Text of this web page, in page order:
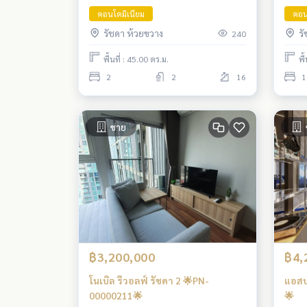
คอนโดมิเนียม
รัชดา ห้วยขวาง 240
พื้นที่ : 45.00 ตร.ม.
2
2 16
คอ
รั
พื้
1
ขาย
฿3,200,000
โนเบิล รีวอลฟ์ รัชดา 2 🌟PN-
00000211🌟
฿
แอส
🌟